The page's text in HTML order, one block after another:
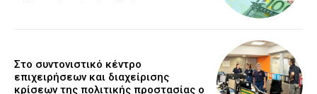
Στο συντονιστικό κέντρο
επιχειρήσεων και διαχείρισης
κρίσεων της πολιτικής προστασίας ο